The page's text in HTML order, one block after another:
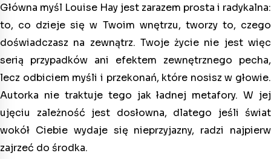
Główna myśl Louise Hay jest zarazem prosta i radykalna:
to, co dzieje się w Twoim wnętrzu, tworzy to, czego
doświadczasz na zewnątrz. Twoje życie nie jest więc
serią przypadków ani efektem zewnętrznego pecha,
lecz odbiciem myśli i przekonań, które nosisz w głowie.
Autorka nie traktuje tego jak ładnej metafory. W jej
ujęciu zależność jest dosłowna, dlatego jeśli świat
wokół Ciebie wydaje się nieprzyjazny, radzi najpierw
zajrzeć do środka.